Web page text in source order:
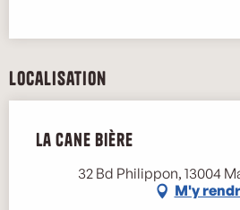
Localisation
La Cane Bière
32 Bd Philippon, 13004
M'y